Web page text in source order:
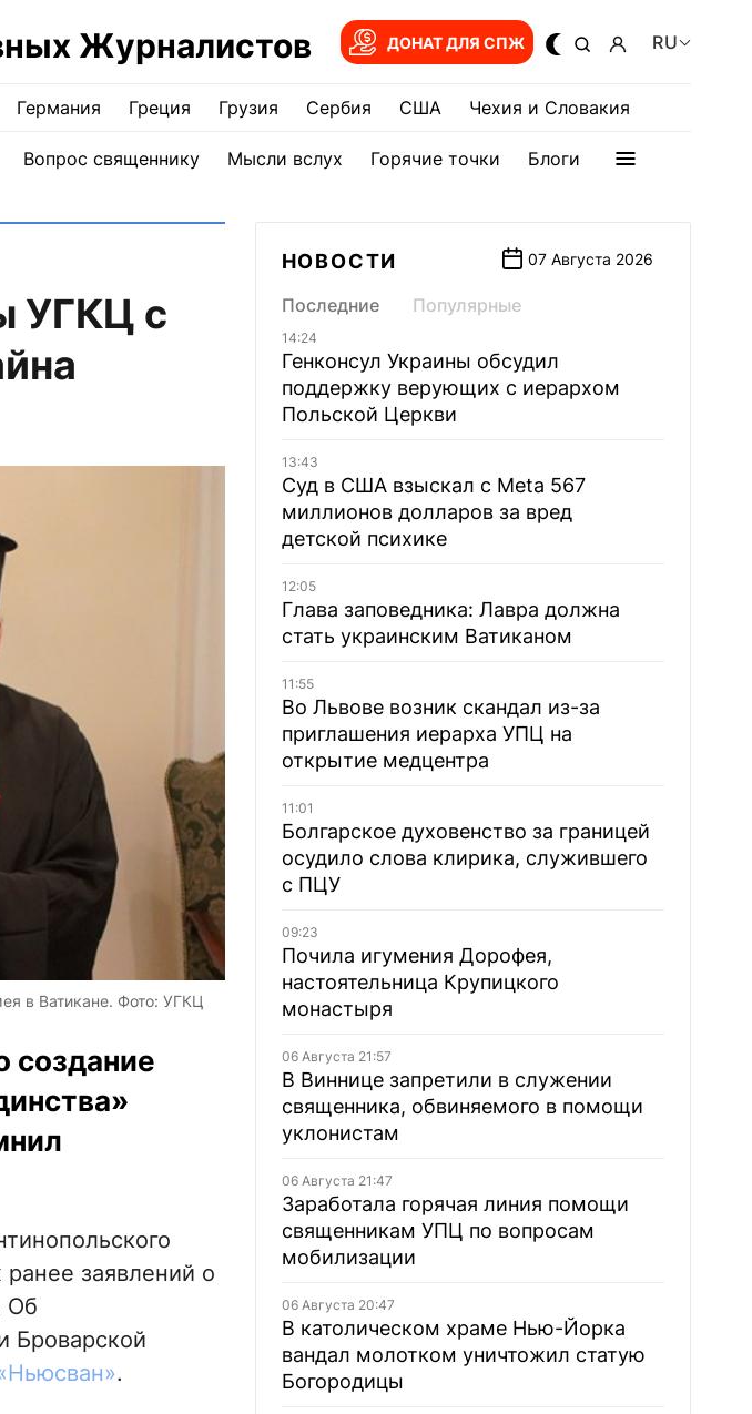
Журналистов ДОНАТ ДЛЯ СПЖ RU
Германия Греция Грузия Сербия США Чехия и Словакия
Вопрос священнику Мысли вслух Горячие точки Блоги
УГКЦ с
в Ватикане. Фото: УГКЦ
создание
заявлений о
Об
Броварской
.
НОВОСТИ 07 Августа 2026
Последние Популярные
14:24
Генконсул Украины обсудил
поддержку верующих с иерархом
Польской Церкви
13:43
Суд в США взыскал с Meta 567
миллионов долларов за вред
детской психике
12:05
Глава заповедника: Лавра должна
стать украинским Ватиканом
11:55
Во Львове возник скандал из-за
приглашения иерарха УПЦ на
открытие медцентра
11:01
Болгарское духовенство за границей
осудило слова клирика, служившего
с ПЦУ
09:23
Почила игумения Дорофея,
настоятельница Крупицкого
монастыря
06 Августа 21:57
В Виннице запретили в служении
священника, обвиняемого в помощи
уклонистам
06 Августа 21:47
Заработала горячая линия помощи
священникам УПЦ по вопросам
мобилизации
06 Августа 20:47
В католическом храме Нью-Йорка
вандал молотком уничтожил статую
Богородицы